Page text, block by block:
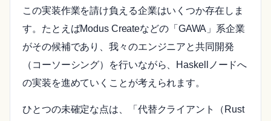
この実装作業を請け負える企業はいくつか存在しま
す。たとえばModus Createなどの「GAWA」系企業
がその候補であり、我々のエンジニアと共同開発
（コーソーシング）を行いながら、Haskellノードへ
の実装を進めていくことが考えられます。
ひとつの未確定な点は、「代替クライアント（Rust